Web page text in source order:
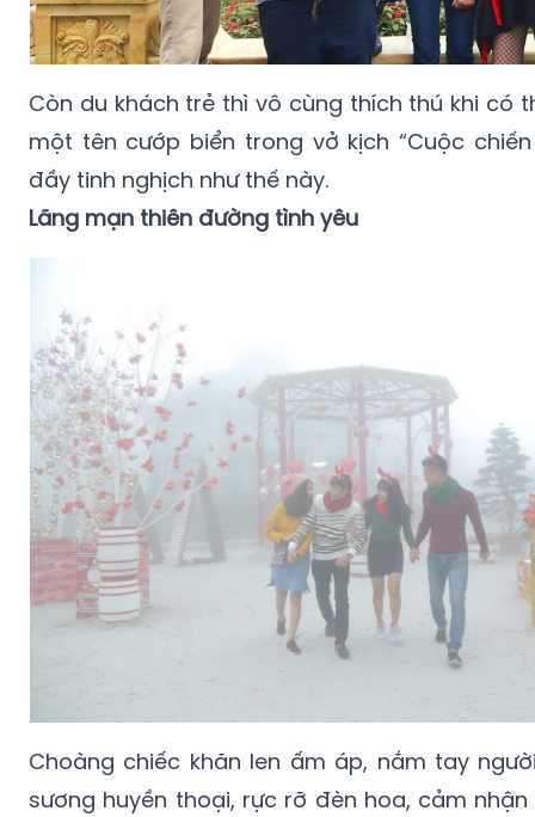
Còn du khách trẻ thì vô cùng thích thú khi có
một tên cướp biển trong vở kịch “Cuộc
đầy tinh nghịch như thế này.
Lãng mạn thiên đường tình yêu
Choàng chiếc khăn len ấm áp, nắm tay
sương huyền thoại, rực rỡ đèn hoa, cảm